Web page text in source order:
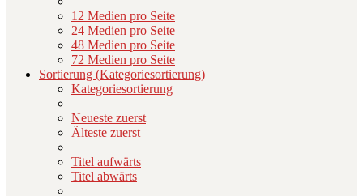
12 Medien pro Seite
24 Medien pro Seite
48 Medien pro Seite
72 Medien pro Seite
Sortierung (Kategoriesortierung)
Kategoriesortierung
Neueste zuerst
Älteste zuerst
Titel aufwärts
Titel abwärts